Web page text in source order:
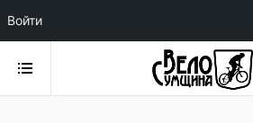
Войти